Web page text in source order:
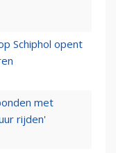
Schiphol opent
met
rijden'